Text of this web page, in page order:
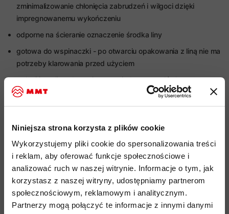
Niniejsza strona korzysta z plików cookie
Wykorzystujemy pliki cookie do spersonalizowania treści
i reklam, aby oferować funkcje społecznościowe i
analizować ruch w naszej witrynie. Informacje o tym, jak
korzystasz z naszej witryny, udostępniamy partnerom
społecznościowym, reklamowym i analitycznym.
Partnerzy mogą połączyć te informacje z innymi danymi
zminimalizowanie chłonięcia zabrudzeń i wilgoci dzięki
impregnowanemu wykończeniu
odporne na ścieranie oznaczenie środka liny
gotowa do wspinaczki - po otwarciu opakowania z liną nie ma
potrzeby klarowania przed użyciem
rodzaj i typ liny: dynamiczna, pojedyncza, połówkowa,
bliźniacza
impregnacja: DRY
średnica: 9mm
waga: 54g/m liny
liczba rwań wg UIAA (dla liny pojedynczej przy obciążeniu
80kg): 5
liczba rwań wg UIAA (dla liny połówkowej przy obciążeniu
55kg): 20